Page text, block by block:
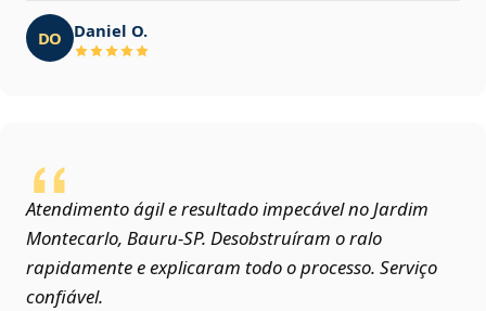
DO Daniel O.
Atendimento ágil e resultado impecável no Jardim
Montecarlo, Bauru‑SP. Desobstruíram o ralo
rapidamente e explicaram todo o processo. Serviço
confiável.